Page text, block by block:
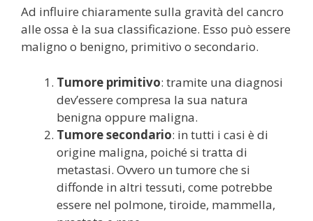
Ad influire chiaramente sulla gravità del cancro
alle ossa è la sua classificazione. Esso può essere
maligno o benigno, primitivo o secondario.
Tumore primitivo: tramite una diagnosi
dev’essere compresa la sua natura
benigna oppure maligna.
Tumore secondario: in tutti i casi è di
origine maligna, poiché si tratta di
metastasi. Ovvero un tumore che si
diffonde in altri tessuti, come potrebbe
essere nel polmone, tiroide, mammella,